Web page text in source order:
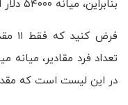
بنابراین، میانه ۵۴۰۰۰ دلار است.
تعداد فرد مقادیر،
در این لیست است که مقدار آن ۵۲۰۰۰